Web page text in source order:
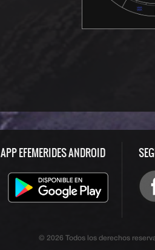
APP EFEMERIDES ANDROID
© 2026 Todos los derechos